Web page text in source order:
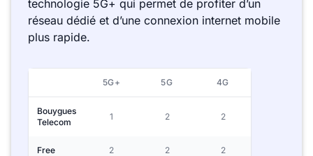
technologie 5G+ qui permet de profiter d’un
réseau dédié et d’une connexion internet mobile
plus rapide.
5G+ 5G 4G
Bouygues
Telecom
1 2 2
Free 2 2 2